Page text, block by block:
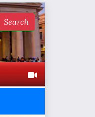
Search